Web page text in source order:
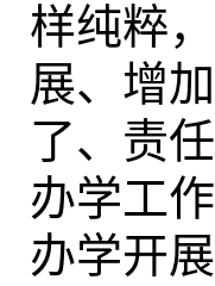
样纯粹
展、增
了、责
办学工
办学开